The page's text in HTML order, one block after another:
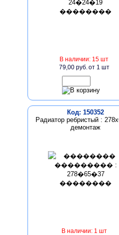
В наличии: 15 шт
79,00 руб.от 1 шт
Код: 150352
Радиатор ребристый :
демонтаж
В наличии: 1 шт